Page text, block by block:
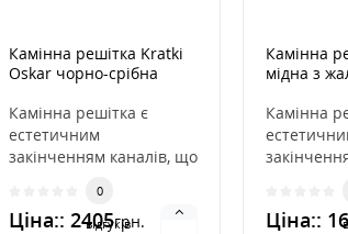
Камінна решітка Kratki
Oskar чорно-срібна
Камінна решітка є
естетичним
закінченням каналів, що
повітря з каміна. Вона
вмо..
0
відгуків
Ціна:: 2405грн.
Камінна
мідна з
Камінна
повітря з
інс..
Ціна::